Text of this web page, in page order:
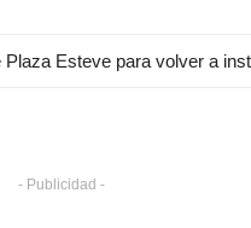
- Publicidad -